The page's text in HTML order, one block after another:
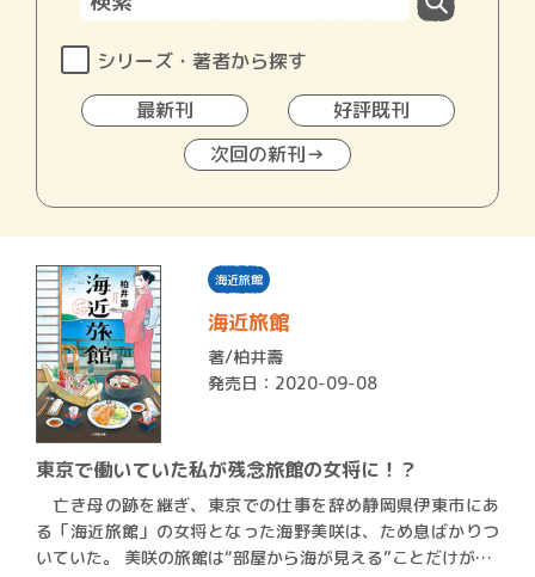
シリーズ・著者から探す
最新刊
好評既刊
次回の新刊→
海近旅館
海近旅館
著/柏井壽
発売日：2020-09-08
東京で働いていた私が残念旅館の女将に！？
亡き母の跡を継ぎ、東京での仕事を辞め静岡県伊東市にあ
る「海近旅館」の女将となった海野美咲は、ため息ばかりつ
いていた。 美咲の旅館は“部屋から海が見える”ことだけが…